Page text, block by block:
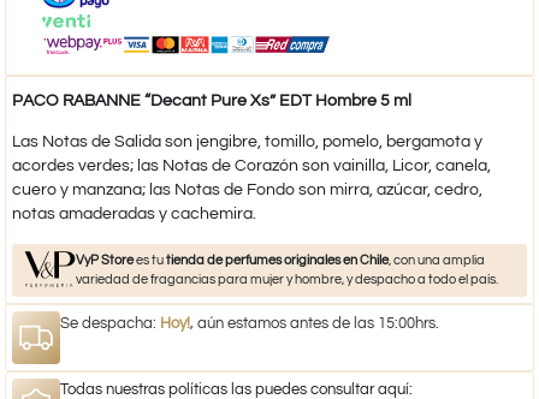
PACO RABANNE “Decant Pure Xs” EDT Hombre 5 ml
Las Notas de Salida son jengibre, tomillo, pomelo, bergamota y
acordes verdes; las Notas de Corazón son vainilla, Licor, canela,
cuero y manzana; las Notas de Fondo son mirra, azúcar, cedro,
notas amaderadas y cachemira.
VyP Storees tutienda de perfumes originales en Chile, con una amplia
variedad de fragancias para mujer y hombre, y despacho a todo el país.
Se despacha: Hoy!, aún estamos antes de las 15:00hrs.
Todas nuestras políticas las puedes consultar aquí: